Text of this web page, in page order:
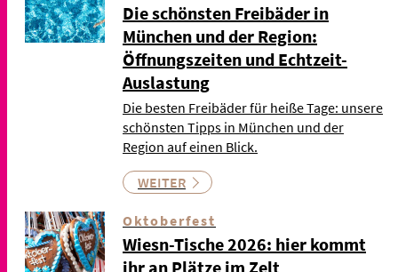
Die schönsten Freibäder in
München und der Region:
Öffnungszeiten und Echtzeit-
Auslastung
Die besten Freibäder für heiße Tage: unsere
schönsten Tipps in München und der
Region auf einen Blick.
WEITER
Oktoberfest
Wiesn-Tische 2026: hier kommt
ihr an Plätze im Zelt